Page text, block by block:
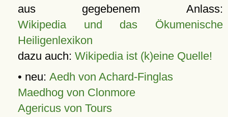
aus gegebenem Anlass:
Wikipedia und das Ökumenische
Heiligenlexikon
dazu auch: Wikipedia ist (k)eine Quelle!
• neu: Aedh von Achard-Finglas
Maedhog von Clonmore
Agericus von Tours